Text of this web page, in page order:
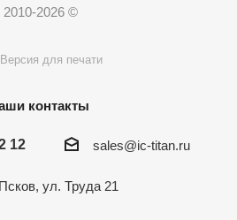
2010-2026 ©
Версия для печати
контакты
12 sales@ic-titan.ru
Псков, ул. Труда 21